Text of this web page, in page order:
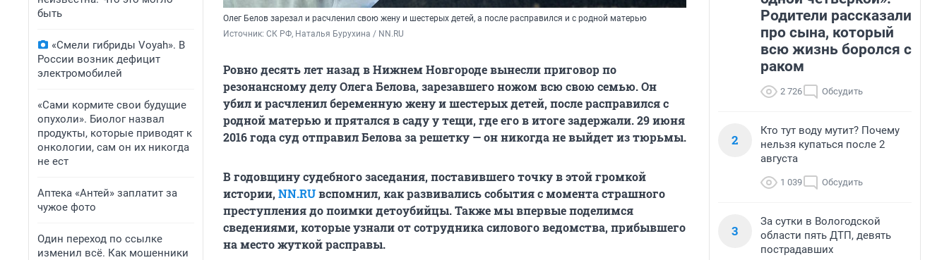
быть
«Смели гибриды Voyah». В
России возник дефицит
электромобилей
«Сами кормите свои будущие
опухоли». Биолог назвал
продукты, которые приводят к
онкологии, сам он их никогда
не ест
Аптека «Антей» заплатит за
чужое фото
Один переход по ссылке
изменил всё. Как мошенники
Олег Белов зарезал и расчленил свою жену и шестерых детей, а после расправился и с родной матерью
Источник: СК РФ, Наталья Бурухина / NN.RU
Ровно десять лет назад в Нижнем Новгороде вынесли приговор по
резонансному делу Олега Белова, зарезавшего ножом всю свою семью. Он
убил и расчленил беременную жену и шестерых детей, после расправился с
родной матерью и прятался в саду у тещи, где его в итоге задержали. 29 июня
2016 года суд отправил Белова за решетку — он никогда не выйдет из тюрьмы.
В годовщину судебного заседания, поставившего точку в этой громкой
истории,NN.RUвспомнил, как развивались события с момента страшного
преступления до поимки детоубийцы. Также мы впервые поделимся
сведениями, которые узнали от сотрудника силового ведомства, прибывшего
на место жуткой расправы.
Родители рассказали
про сына, который
всю жизнь боролся с
раком
2 726 Обсудить
2
Кто тут воду мутит? Почему
нельзя купаться после 2
августа
1 039 Обсудить
3
За сутки в Вологодской
области пять ДТП, девять
пострадавших